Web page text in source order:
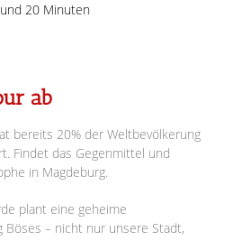
20 Minuten
ab
bereits 20% der Weltbevölkerung
Findet das Gegenmittel und
in Magdeburg.
plant eine geheime
Böses – nicht nur unsere Stadt,